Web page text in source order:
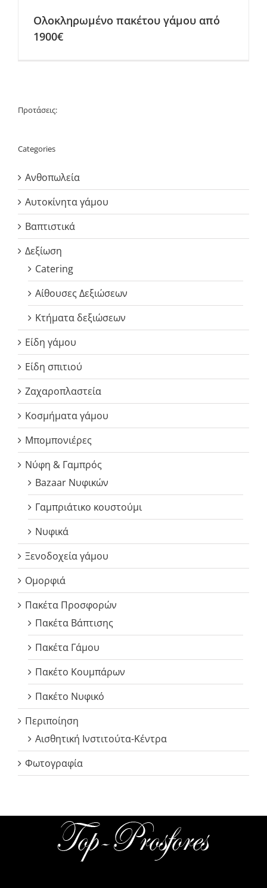
Ολοκληρωμένο πακέτου γάμου από
1900€
Προτάσεις:
Categories
Ανθοπωλεία
Αυτοκίνητα γάμου
Βαπτιστικά
Δεξίωση
Catering
Αίθουσες Δεξιώσεων
Κτήματα δεξιώσεων
Είδη γάμου
Είδη σπιτιού
Ζαχαροπλαστεία
Κοσμήματα γάμου
Μπομπονιέρες
Νύφη & Γαμπρός
Bazaar Νυφικών
Γαμπριάτικο κουστούμι
Νυφικά
Ξενοδοχεία γάμου
Ομορφιά
Πακέτα Προσφορών
Πακέτα Βάπτισης
Πακέτα Γάμου
Πακέτο Κουμπάρων
Πακέτο Νυφικό
Περιποίηση
Αισθητική Ινστιτούτα-Κέντρα
Φωτογραφία